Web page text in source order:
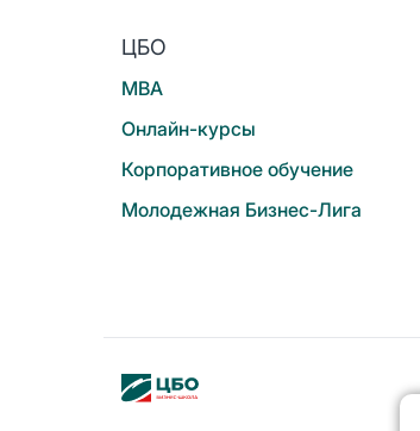
ЦБО
MBA
Онлайн-курсы
Корпоративное обучение
Молодежная Бизнес-Лига